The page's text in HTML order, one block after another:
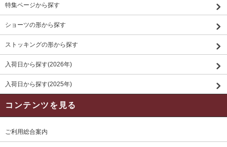
特集ページから探す
ショーツの形から探す
ストッキングの形から探す
入荷日から探す(2026年)
入荷日から探す(2025年)
コンテンツを見る
ご利用総合案内